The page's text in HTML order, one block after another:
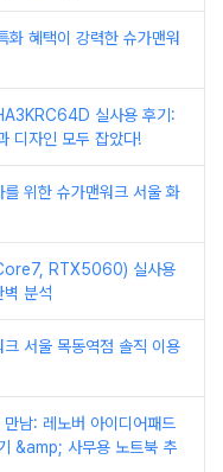
화 혜택이 강력한 슈가맨워
실사용 후기:
디자인 모두 잡았다!
위한 슈가맨워크 서울 화
RTX5060) 실사용
벽 분석
서울 목동역점 솔직 이용
남: 레노버 아이디어패드
&amp; 사무용 노트북 추